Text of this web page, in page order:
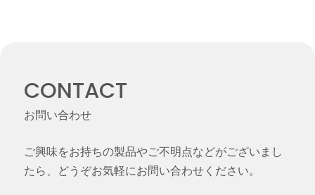
CONTACT
お問い合わせ
ご興味をお持ちの製品やご不明点などがございまし
たら、どうぞお気軽にお問い合わせください。